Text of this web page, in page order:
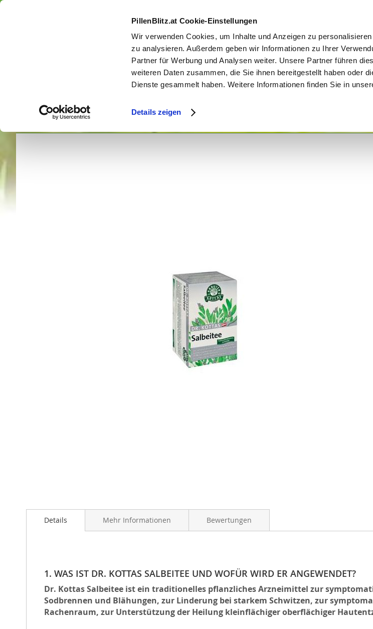
PillenBlitz.at Cookie-Einstellungen
Wir verwenden Cookies, um Inhalte und Anzeigen zu
zu analysieren. Außerdem geben wir Informationen zu Ihrer
Partner für Werbung und Analysen weiter. Unsere Partner führen
weiteren Daten zusammen, die Sie ihnen bereitgestellt haben oder
Dienste gesammelt haben. Weitere Informationen finden Sie in
Details zeigen
Suche
Dr. Kottas Salbeitee, 20 Stk.
Anfang
Details
1. WAS IST DR. KOTTAS SALBEITEE UND WOFÜR WIRD ER ANGEWENDET?
Dr. Kottas Salbeitee ist ein traditionelles pflanzliches Arzneimittel zur
Sodbrennen und Blähungen, zur Linderung bei starkem Schwitzen, zur
Rachenraum, zur Unterstützung der Heilung kleinflächiger oberflächiger
Mehr Informationen Bewertungen